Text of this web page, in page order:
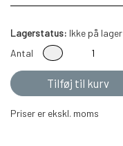
Lagerstatus: Ikke på lager
Antal
Tilføj til kurv
Priser er ekskl. moms